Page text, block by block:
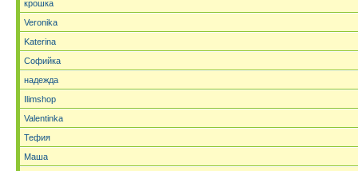
крошка
Veronika
Katerina
Софийка
надежда
Ilimshop
Valentinka
Тефия
Маша